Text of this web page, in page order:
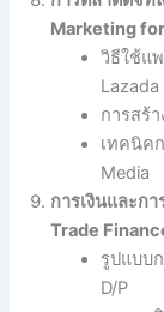
Marketing
วิธีใช้แ
การสร้
เทคนิค
Media
การเงินและก
Trade
รูปแบบ
D/P